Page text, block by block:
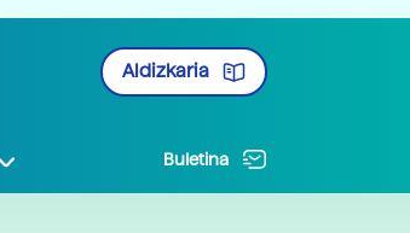
Aldizkaria
Buletina